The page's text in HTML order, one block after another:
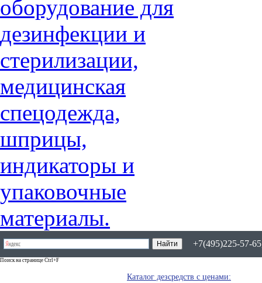
+7(495)225-57-
Поиск на странице Ctrl+F
Каталог дезсредств с ценами: